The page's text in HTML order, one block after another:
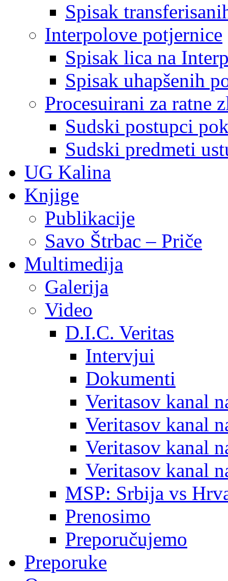
Spisak
Interpolove potjernice
Spisak lica na
Spisak uhapšenih
Procesuirani za ratne
Sudski postupci
Sudski predmeti
UG Kalina
Knjige
Publikacije
Savo Štrbac – Priče
Multimedija
Galerija
Video
D.I.C. Veritas
Intervjui
Dokumenti
Veritasov kanal
Veritasov kanal
Veritasov kanal
Veritasov kanal
MSP: Srbija vs
Prenosimo
Preporučujemo
Preporuke